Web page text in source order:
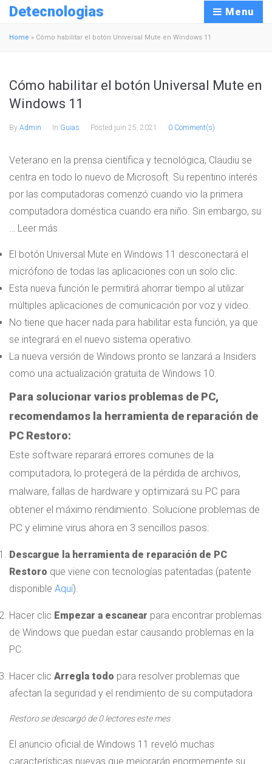
Detecnologias Menu
Home » Cómo habilitar el botón Universal Mute en Windows 11
Cómo habilitar el botón Universal Mute en
Windows 11
By Admin In Guias Posted juin 25, 2021 0 Comment(s)
Veterano en la prensa científica y tecnológica, Claudiu se
centra en todo lo nuevo de Microsoft. Su repentino interés
por las computadoras comenzó cuando vio la primera
computadora doméstica cuando era niño. Sin embargo, su
… Leer más
El botón Universal Mute en Windows 11 desconectará el
micrófono de todas las aplicaciones con un solo clic.
Esta nueva función le permitirá ahorrar tiempo al utilizar
múltiples aplicaciones de comunicación por voz y video.
No tiene que hacer nada para habilitar esta función, ya que
se integrará en el nuevo sistema operativo.
La nueva versión de Windows pronto se lanzará a Insiders
como una actualización gratuita de Windows 10.
Para solucionar varios problemas de PC,
recomendamos la herramienta de reparación de
PC Restoro:
Este software reparará errores comunes de la
computadora, lo protegerá de la pérdida de archivos,
malware, fallas de hardware y optimizará su PC para
obtener el máximo rendimiento. Solucione problemas de
PC y elimine virus ahora en 3 sencillos pasos:
Descargue la herramienta de reparación de PC
Restoro que viene con tecnologías patentadas (patente
disponible Aquí).
Hacer clic Empezar a escanear para encontrar problemas
de Windows que puedan estar causando problemas en la
PC.
Hacer clic Arregla todo para resolver problemas que
afectan la seguridad y el rendimiento de su computadora
Restoro se descargó de0lectores este mes
El anuncio oficial de Windows 11 reveló muchas
características nuevas que mejorarán enormemente su